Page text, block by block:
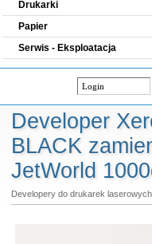
Drukarki
Papier
Serwis - Eksploatacja
Developer
BLACK
JetWorld
Developery do drukarek laserowych